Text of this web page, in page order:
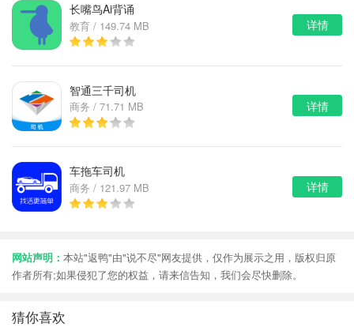
长嘴鸟Ai背诵
教育 / 149.74 MB 详情
智通三千司机
商务 / 71.71 MB 详情
车拖车司机
商务 / 121.97 MB 详情
网站声明： 本站"返鸭"由"说不尽"网友提供，仅作为展示之用，版权归原
作者所有;如果侵犯了您的权益，请来信告知，我们会尽快删除。
猜你喜欢